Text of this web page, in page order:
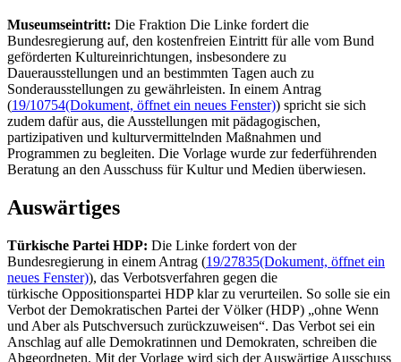
Museumseintritt: Die Fraktion Die Linke fordert die
Bundesregierung auf, den kostenfreien Eintritt für alle vom Bund
geförderten Kultureinrichtungen, insbesondere zu
Dauerausstellungen und an bestimmten Tagen auch zu
Sonderausstellungen zu gewährleisten. In einem Antrag
(19/10754(Dokument, öffnet ein neues Fenster)) spricht sie sich
zudem dafür aus, die Ausstellungen mit pädagogischen,
partizipativen und kulturvermittelnden Maßnahmen und
Programmen zu begleiten. Die Vorlage wurde zur federführenden
Beratung an den Ausschuss für Kultur und Medien überwiesen.
Auswärtiges
Türkische Partei HDP: Die Linke fordert von der
Bundesregierung in einem Antrag (19/27835(Dokument, öffnet ein
neues Fenster)), das Verbotsverfahren gegen die
türkische Oppositionspartei HDP klar zu verurteilen. So solle sie ein
Verbot der Demokratischen Partei der Völker (HDP) „ohne Wenn
und Aber als Putschversuch zurückzuweisen“. Das Verbot sei ein
Anschlag auf alle Demokratinnen und Demokraten, schreiben die
Abgeordneten. Mit der Vorlage wird sich der Auswärtige Ausschuss